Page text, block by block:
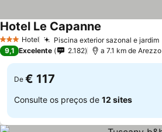
3 EstrelasHotel Piscina exterior sazonal e jardim
Hotel Le Capanne
9,1 Excelente 2.182 a 7.1 km de Arezzo
De € 117
Consulte os preços de 12 sites